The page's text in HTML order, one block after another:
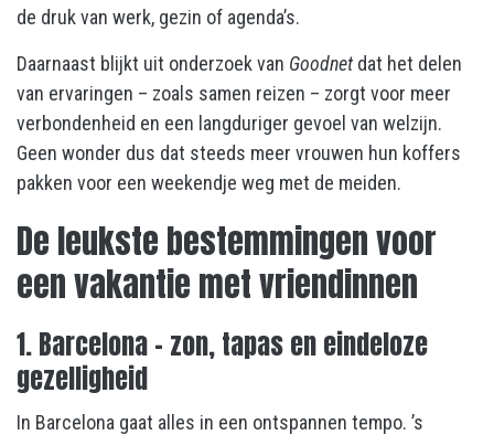
de druk van werk, gezin of agenda’s.
Daarnaast blijkt uit onderzoek van Goodnetdat het delen
van ervaringen – zoals samen reizen – zorgt voor meer
verbondenheid en een langduriger gevoel van welzijn.
Geen wonder dus dat steeds meer vrouwen hun koffers
pakken voor een weekendje weg met de meiden.
De leukste bestemmingen voor
een vakantie met vriendinnen
1. Barcelona – zon, tapas en eindeloze
gezelligheid
In Barcelona gaat alles in een ontspannen tempo. ’s